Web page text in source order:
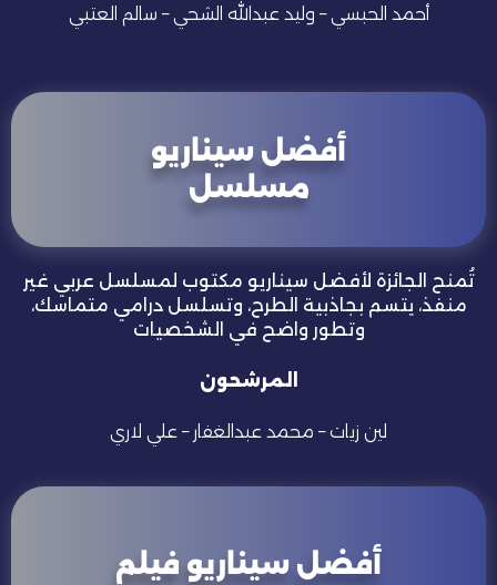
أحمد الحبسي– وليد عبدالله الشحي – سالم العتبي
أفضل سيناريو
مسلسل
تُمنح الجائزة لأفضل سيناريو مكتوب لمسلسل عربي غير
منفذ، يتسم بجاذبية الطرح، وتسلسل درامي متماسك،
وتطور واضح في الشخصيات
المرشحون
لين زيات– محمد عبدالغفار – علي لاري
أفضل سيناريو فيلم